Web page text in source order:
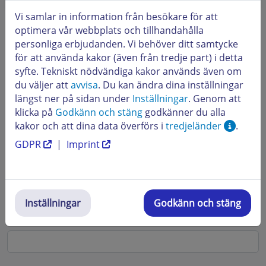
Förnamn
Efternamn
Upprepa e-postadress
Vi samlar in information från besökare för att
optimera vår webbplats och tillhandahålla
personliga erbjudanden. Vi behöver ditt samtycke
för att använda kakor (även från tredje part) i detta
syfte. Tekniskt nödvändiga kakor används även om
du väljer attavvisa. Du kan ändra dina inställningar
längst ner på sidan under Inställningar. Genom att
klicka på Godkänn och stäng godkänner du alla
kakor och att dina data överförs i tredjeländer
.
GDPR
| Imprint
Inställningar Godkänn och stäng